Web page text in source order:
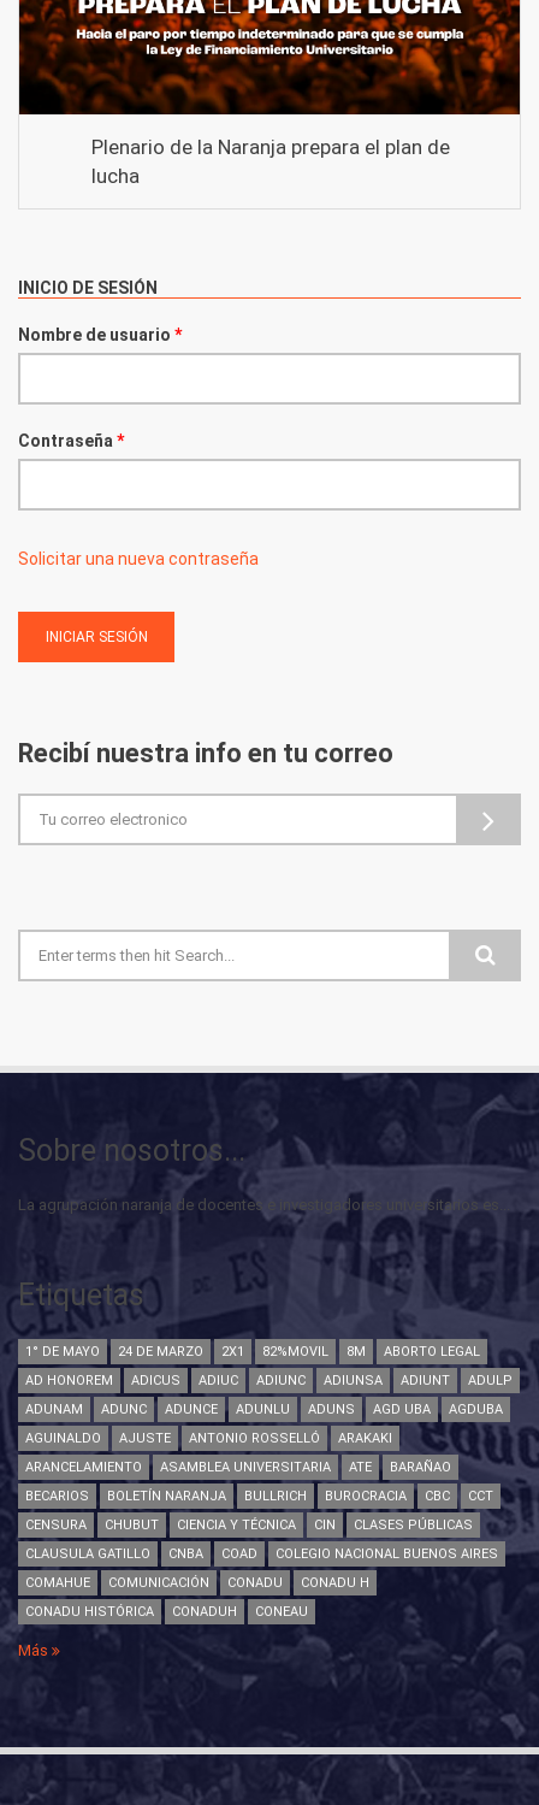
Plenario de la Naranja prepara el plan de
lucha
INICIO DE SESIÓN
Nombre de usuario *
Contraseña *
Solicitar una nueva contraseña
Recibí nuestra info en tu correo
Formulario de búsqueda
Sobre nosotros...
La agrupación naranja de docentes e investigadores universitarios es...
Etiquetas
1° DE MAYO 24 DE MARZO 2X1 82%MOVIL 8M
ABORTO LEGAL
AD HONOREM
ADICUS ADIUC ADIUNC ADIUNSA ADIUNT
ADULP
ADUNAM
ADUNC ADUNCE ADUNLU ADUNS AGD UBA
AGDUBA
AGUINALDO
AJUSTE ANTONIO ROSSELLÓ
ARAKAKI
ARANCELAMIENTO
ASAMBLEA UNIVERSITARIA ATE
BARAÑAO
BECARIOS
BOLETÍN NARANJA BULLRICH BUROCRACIA CBC
CCT
CENSURA
CHUBUT CIENCIA Y TÉCNICA CIN
CLASES PÚBLICAS
CLAUSULA GATILLO
CNBA COAD
COLEGIO NACIONAL BUENOS AIRES
COMAHUE
COMUNICACIÓN CONADU
CONADU H
CONADU HISTÓRICA
CONADUH CONEAU
Más